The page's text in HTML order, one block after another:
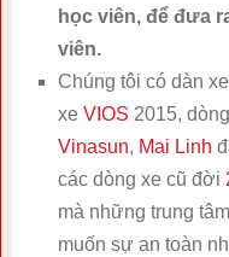
học viên, để đưa
viên.
Chúng tôi có dàn
xe VIOS 2015,
Vinasun, Mai Linh
các dòng xe cũ đời
mà những trung
muốn sự an toàn